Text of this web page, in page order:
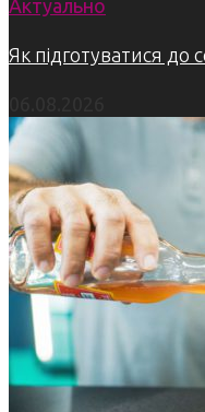
Актуально
Як підготуватися до